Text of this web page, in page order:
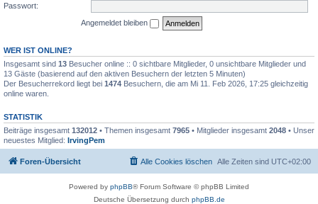
Passwort:
Angemeldet bleiben
WER IST ONLINE?
Insgesamt sind 13 Besucher online :: 0 sichtbare Mitglieder, 0 unsichtbare Mitglieder und
13 Gäste (basierend auf den aktiven Besuchern der letzten 5 Minuten)
Der Besucherrekord liegt bei 1474 Besuchern, die am Mi 11. Feb 2026, 17:25 gleichzeitig
online waren.
STATISTIK
Beiträge insgesamt 132012 • Themen insgesamt 7965 • Mitglieder insgesamt 2048 • Unser
neuestes Mitglied: IrvingPem
Foren-Übersicht Alle Zeiten sind UTC+02:00
Alle Cookies löschen
Powered by phpBB® Forum Software © phpBB Limited
Deutsche Übersetzung durch phpBB.de